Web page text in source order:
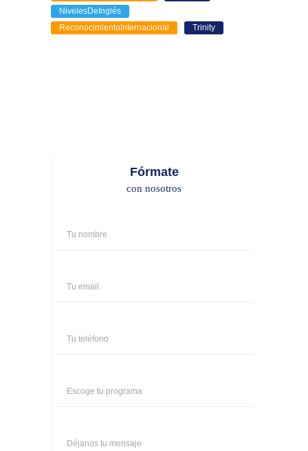
NivelesDeInglés
ReconocimientoInternacional
Trinity
Fórmate
con nosotros